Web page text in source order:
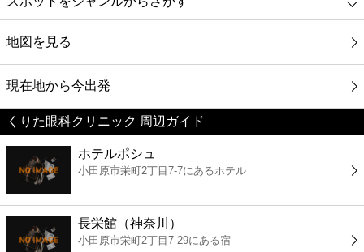
グルメ
映画
美容
コンビニ
薬局
地図を見る
現在地から今出発
くりた眼科クリニック 周辺ガイド
ホテルポシュ
小田原市栄町2丁目7-7にあるホテル
長栄館（神奈川）
小田原市栄町2丁目7-29にある宿